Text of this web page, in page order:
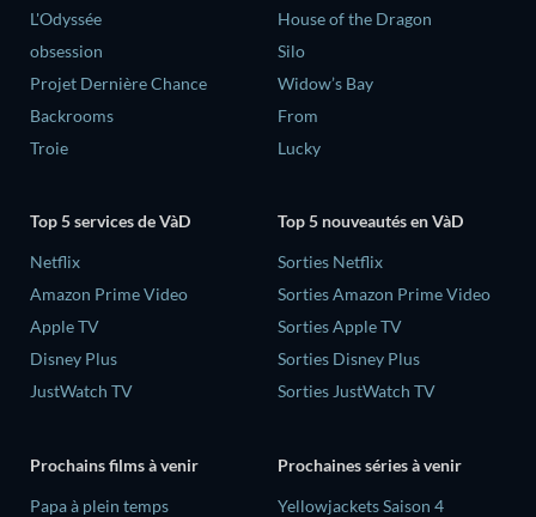
L'Odyssée
obsession
Projet Dernière Chance
Backrooms
Troie
House of the Dragon
Silo
Widow’s Bay
From
Lucky
Top 5 services de VàD
Netflix
Amazon Prime Video
Apple TV
Disney Plus
JustWatch TV
Top 5 nouveautés en VàD
Sorties Netflix
Sorties Amazon Prime Video
Sorties Apple TV
Sorties Disney Plus
Sorties JustWatch TV
Prochains films à venir
‎Papa à plein temps
Prochaines séries à venir
Yellowjackets Saison 4